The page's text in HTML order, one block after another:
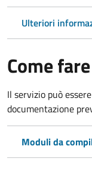
Ulteriori
Come fare
Il servizio può
documentazione
Moduli da